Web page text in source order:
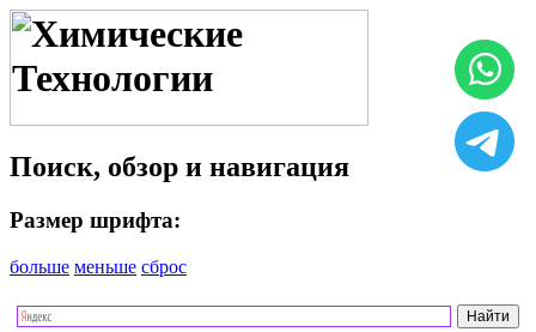
Поиск, обзор и навигация
Размер шрифта:
больше меньше сброс